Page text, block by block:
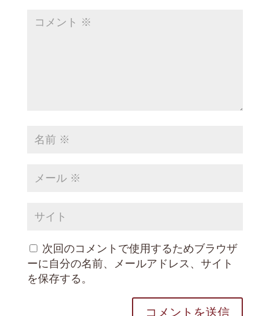
次回のコメントで使用するためブラウザ
ーに自分の名前、メールアドレス、サイト
を保存する。